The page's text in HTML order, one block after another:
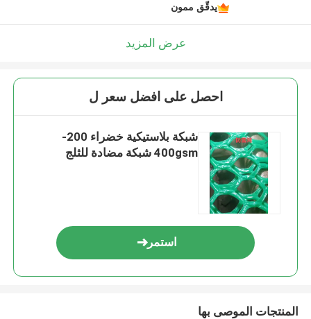
يدقّق ممون
عرض المزيد
احصل على افضل سعر ل
شبكة بلاستيكية خضراء 200-
400gsm شبكة مضادة للثلج
استمر
المنتجات الموصى بها